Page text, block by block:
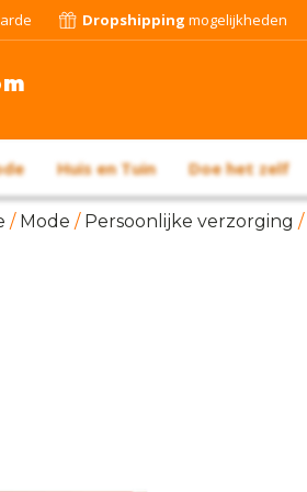
Dropshipping mogelijkheden
Huis en Tuin Doe het zelf
/ Mode / Persoonlijke verzorging /